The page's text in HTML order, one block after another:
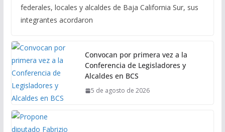
federales, locales y alcaldes de Baja California Sur, sus
integrantes acordaron
Convocan por primera vez a la
Conferencia de Legisladores y
Alcaldes en BCS
5 de agosto de 2026